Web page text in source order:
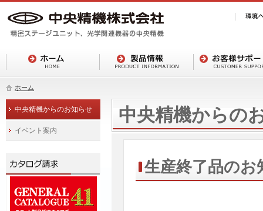
ホーム
中央精機からの
生産終了品のお
中央精機からのお知らせ
イベント案内